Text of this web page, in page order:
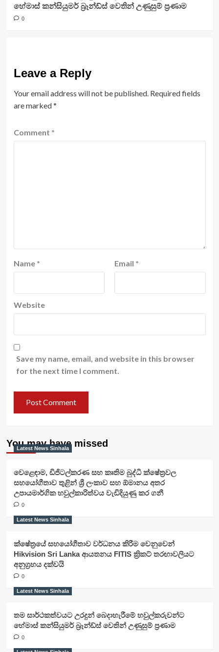
හේමාස් කන්සියුමර් බ්‍රෑන්ඩ්ස් වෙතින් උණුසුම් ප්‍රණාම
0
Leave a Reply
Your email address will not be published. Required fields
are marked*
Comment *
Name * Email *
Website
Save my name, email, and website in this browser
for the next time I comment.
You may have missed
Latest News Sinhala
වෙළෙඳාම, ඩිජිටල්කරණ සහ කෘතිම බුද්ධි ක්ෂේත්‍රවල
සහයෝගීතාව තුළින් ශ්‍රී ලංකාව සහ ඕමානය අතර
උපායමාර්ගික හවුල්කාරිත්වය වැඩිදියුණු කර ගනී
0
Latest News Sinhala
ක්ෂේත්‍රයේ සහයෝගීතාව වර්ධනය කිරීම වෙනුවෙන්
Hikvision Sri Lanka ආයතනය FITIS ක්‍රිකට් තරඟාවලියට
අනුග්‍රහය දක්වයි
0
Latest News Sinhala
තම සාර්ථකත්වයට උරදුන් බෙදාහැරීමේ හවුල්කරුවන්ට
හේමාස් කන්සියුමර් බ්‍රෑන්ඩ්ස් වෙතින් උණුසුම් ප්‍රණාම
0